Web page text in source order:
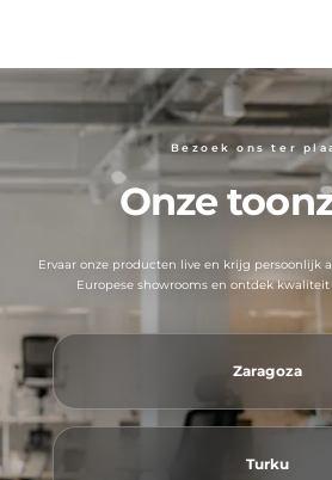
Bezoek ons ​​ter
Onze
Ervaar onze producten live en krijg persoonlijk
Europese showrooms en ontdek
Zaragoza
Turku